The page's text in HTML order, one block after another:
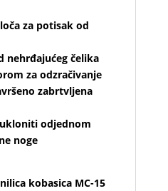
za potisak od
nehrđajućeg čelika
za odzračivanje
zabrtvljena
odjednom
noge
kobasica MC-15